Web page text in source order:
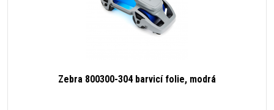
Zebra 800300-304 barvicí folie, modrá